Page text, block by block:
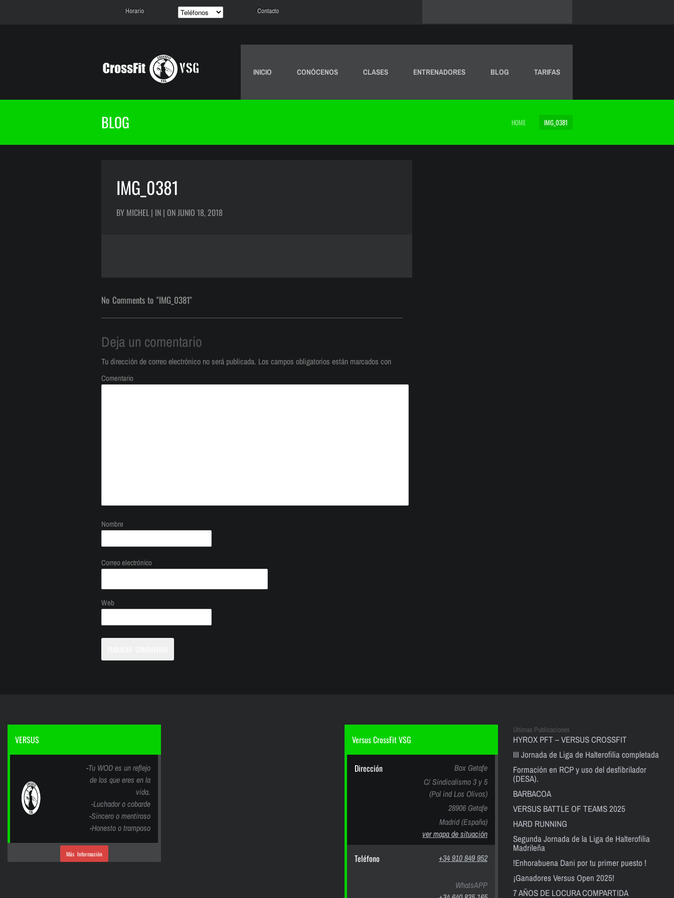
Horario Contacto
INICIO CONÓCENOS CLASES ENTRENADORES BLOG TARIFAS
BLOG HOME IMG_0381
IMG_0381
BY MICHEL | IN | ON JUNIO 18, 2018
No Comments to "IMG_0381"
Deja un comentario
Tu dirección de correo electrónico no será publicada. Los campos obligatorios están marcados con
Comentario
Nombre
Correo electrónico
Web
VERSUS
-Tu WOD es un reflejo
de los que eres en la
vida.
-Luchador o cobarde
-Sincero o mentiroso
-Honesto o tramposo
Más Información
Versus CrossFit VSG
Dirección
Box Getafe
C/ Sindicalismo 3 y 5
(Pol ind Los Olivos)
28906 Getafe
Madrid (España)
ver mapa de situación
Teléfono +34 910 849 952
WhatsAPP
Últimas Publicaciones
HYROX PFT – VERSUS CROSSFIT
III Jornada de Liga de Halterofilia completada
Formación en RCP y uso del desfibrilador
(DESA).
BARBACOA
VERSUS BATTLE OF TEAMS 2025
HARD RUNNING
Segunda Jornada de la Liga de Halterofilia
Madrileña
!Enhorabuena Dani por tu primer puesto !
¡Ganadores Versus Open 2025!
7 AÑOS DE LOCURA COMPARTIDA